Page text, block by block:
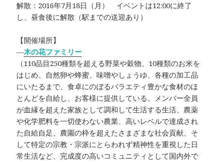
解散：2016年7月18日（月） イベントは12:00に終了
し、昼食後に解散（駅までの送迎あり）
【開催場所】
—木の花ファミリー
（110品目250種類を超える野菜や穀物、10種類のお米を
はじめ、自然卵や蜂蜜、味噌やしょうゆ、各種の加工品
にいたるまで、食卓にのぼるバラエティ豊かな食材のほ
とんどを自給し、お客様に提供している。メンバー全員
が血縁を超えた家族として調和して生活する生活、農薬
や化学肥料を一切使わない農業、高いレベルで達成され
た自給自足、農園の枠を超えたさまざまな社会貢献、そ
して特定の宗教・宗派にとらわれず精神性を重視した日
常生活など、完成度の高いコミュニティとして国内外で